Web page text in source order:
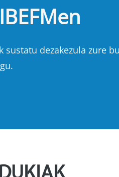
dezakezula zure